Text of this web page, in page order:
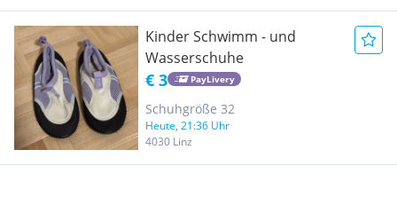
Kinder Schwimm - und
Wasserschuhe
€ 3 PayLivery
Schuhgröße 32
Heute, 21:36 Uhr
4030 Linz